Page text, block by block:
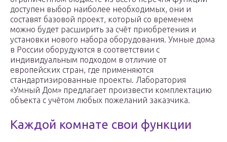
доступен выбор наиболее необходимых, они и
составят базовой проект, который со временем
можно будет расширить за счёт приобретения и
установки нового набора оборудования. Умные дома
в России оборудуются в соответствии с
индивидуальным подходом в отличие от
европейских стран, где применяются
стандартизированные проекты. Лаборатория
«Умный Дом» предлагает произвести комплектацию
объекта с учётом любых пожеланий заказчика.
Каждой комнате свои функции